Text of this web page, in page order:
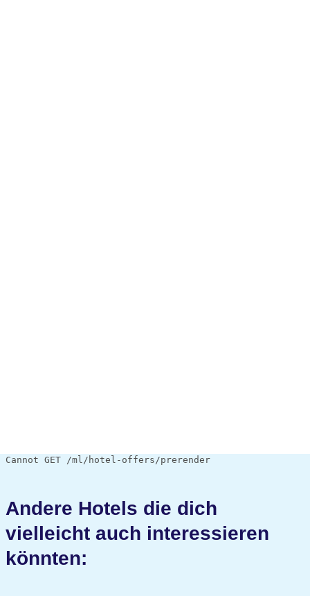
Cannot GET /ml/hotel-offers/prerender
Andere Hotels die dich
vielleicht auch interessieren
könnten: